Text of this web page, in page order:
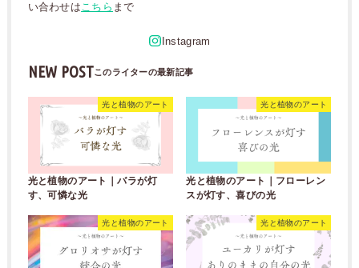
い合わせはこちら まで
NEW POST
光と植物のアート
光と植物のアート｜バラが灯
す、可憐な光
光と植物のアート
光と植物のアート｜フローレン
スが灯す、喜びの光
光と植物のアート 光と植物のアート